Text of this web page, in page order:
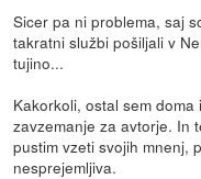
Sicer pa ni problema, saj
takratni službi pošiljali v
tujino...
Kakorkoli, ostal sem
zavzemanje za avtorje. In
pustim vzeti svojih mnenj,
nesprejemljiva.